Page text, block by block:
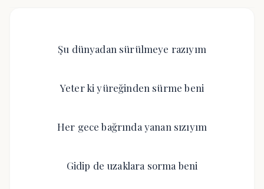
Şu dünyadan sürülmeye razıyım
Yeter ki yüreğinden sürme beni
Her gece bağrında yanan sızıyım
Gidip de uzaklara sorma beni